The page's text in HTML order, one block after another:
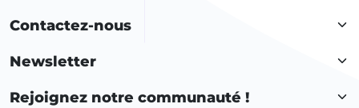
Contactez-nous
Newsletter
Rejoignez notre communauté !